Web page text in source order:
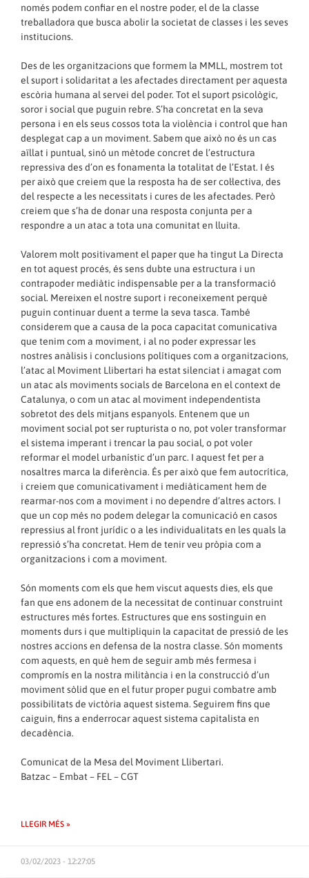
només podem confiar en el nostre poder, el de la classe
treballadora que busca abolir la societat de classes i les seves
institucions.
Des de les organitzacions que formem la MMLL, mostrem tot
el suport i solidaritat a les afectades directament per aquesta
escòria humana al servei del poder. Tot el suport psicològic,
soror i social que puguin rebre. S’ha concretat en la seva
persona i en els seus cossos tota la violència i control que han
desplegat cap a un moviment. Sabem que això no és un cas
aïllat i puntual, sinó un mètode concret de l’estructura
repressiva des d’on es fonamenta la totalitat de l’Estat. I és
per això que creiem que la resposta ha de ser col·lectiva, des
del respecte a les necessitats i cures de les afectades. Però
creiem que s’ha de donar una resposta conjunta per a
respondre a un atac a tota una comunitat en lluita.
Valorem molt positivament el paper que ha tingut La Directa
en tot aquest procés, és sens dubte una estructura i un
contrapoder mediàtic indispensable per a la transformació
social. Mereixen el nostre suport i reconeixement perquè
puguin continuar duent a terme la seva tasca. També
considerem que a causa de la poca capacitat comunicativa
que tenim com a moviment, i al no poder expressar les
nostres anàlisis i conclusions polítiques com a organitzacions,
l’atac al Moviment Llibertari ha estat silenciat i amagat com
un atac als moviments socials de Barcelona en el context de
Catalunya, o com un atac al moviment independentista
sobretot des dels mitjans espanyols. Entenem que un
moviment social pot ser rupturista o no, pot voler transformar
el sistema imperant i trencar la pau social, o pot voler
reformar el model urbanístic d’un parc. I aquest fet per a
nosaltres marca la diferència. És per això que fem autocrítica,
i creiem que comunicativament i mediàticament hem de
rearmar-nos com a moviment i no dependre d’altres actors. I
que un cop més no podem delegar la comunicació en casos
repressius al front jurídic o a les individualitats en les quals la
repressió s’ha concretat. Hem de tenir veu pròpia com a
organitzacions i com a moviment.
Són moments com els que hem viscut aquests dies, els que
fan que ens adonem de la necessitat de continuar construint
estructures més fortes. Estructures que ens sostinguin en
moments durs i que multipliquin la capacitat de pressió de les
nostres accions en defensa de la nostra classe. Són moments
com aquests, en què hem de seguir amb més fermesa i
compromís en la nostra militància i en la construcció d’un
moviment sòlid que en el futur proper pugui combatre amb
possibilitats de victòria aquest sistema. Seguirem fins que
caiguin, fins a enderrocar aquest sistema capitalista en
decadència.
Comunicat de la Mesa del Moviment Llibertari.
Batzac – Embat – FEL – CGT
LLEGIR MÉS »
03/02/2023 - 12:27:05